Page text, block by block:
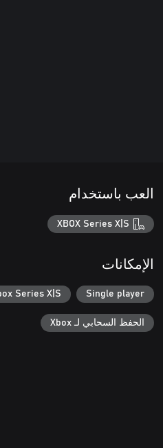
العب باستخدام
XBOX Series X|S
الإمكانات
Single player
Series X|S
الحفظ السحابي لـ Xbox